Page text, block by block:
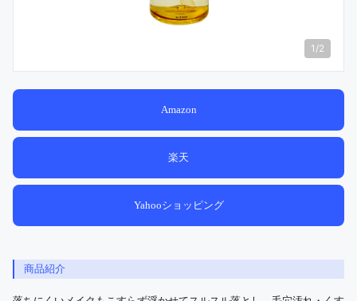
1 /2
Amazon
楽天
Yahooショッピング
商品紹介